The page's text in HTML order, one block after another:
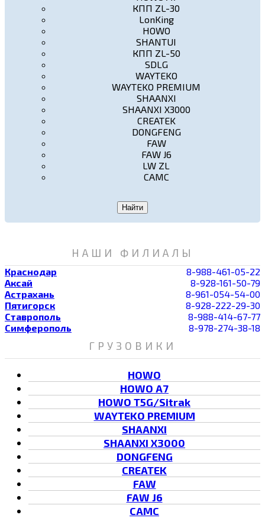
КПП ZL-30
LonKing
HOWO
SHANTUI
КПП ZL-50
SDLG
WAYTEKO
WAYTEKO PREMIUM
SHAANXI
SHAANXI X3000
CREATEK
DONGFENG
FAW
FAW J6
LW ZL
CAMC
Найти
НАШИ ФИЛИАЛЫ
Краснодар
8-988-461-05-22
Аксай
8-928-161-50-79
Астрахань
8-961-054-54-00
Пятигорск
8-928-222-29-30
Ставрополь
8-988-414-67-77
Симферополь
8-978-274-38-18
ГРУЗОВИКИ
HOWO
HOWO A7
HOWO T5G/Sitrak
WAYTEKO PREMIUM
SHAANXI
SHAANXI X3000
DONGFENG
CREATEK
FAW
FAW J6
CAMC